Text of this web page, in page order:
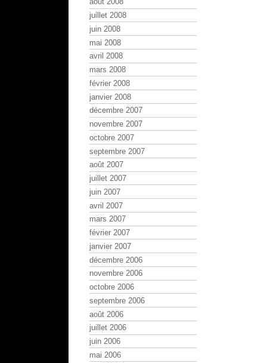
juillet 2008
juin 2008
mai 2008
avril 2008
mars 2008
février 2008
janvier 2008
décembre 2007
novembre 2007
octobre 2007
septembre 2007
août 2007
juillet 2007
juin 2007
avril 2007
mars 2007
février 2007
janvier 2007
décembre 2006
novembre 2006
octobre 2006
septembre 2006
août 2006
juillet 2006
juin 2006
mai 2006